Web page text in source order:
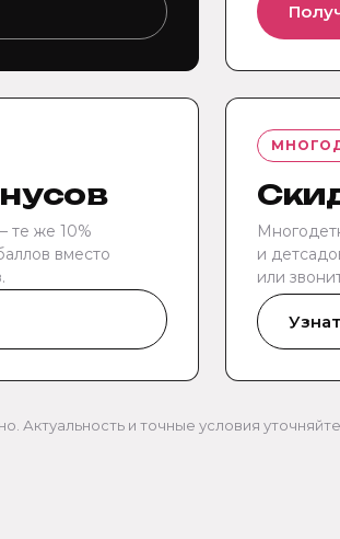
те же 10%
вместо
и
или
Актуальность и точные условия